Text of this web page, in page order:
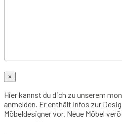
×
Hier kannst du dich zu unserem
anmelden. Er enthält Infos zur
Möbeldesigner vor. Neue Möbel